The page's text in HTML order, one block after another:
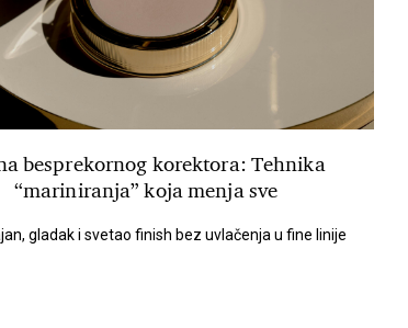
besprekornog korektora: Tehnika
“mariniranja” koja menja sve
gladak i svetao finish bez uvlačenja u fine linije